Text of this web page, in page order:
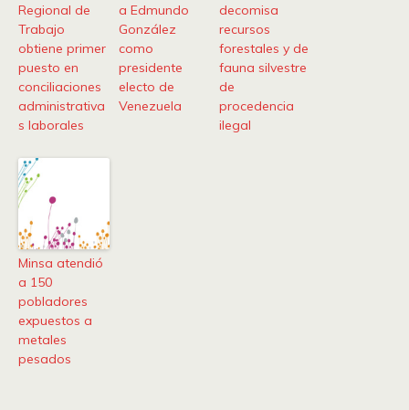
Regional de
Trabajo
obtiene primer
puesto en
conciliaciones
administrativa
s laborales
a Edmundo
González
como
presidente
electo de
Venezuela
decomisa
recursos
forestales y de
fauna silvestre
de
procedencia
ilegal
Minsa atendió
a 150
pobladores
expuestos a
metales
pesados